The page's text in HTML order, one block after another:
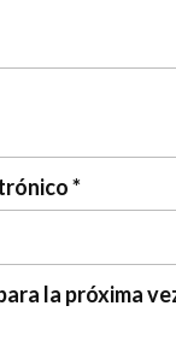
*
la próxima